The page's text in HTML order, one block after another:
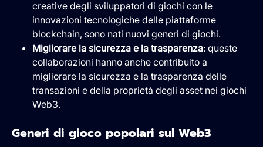
creative degli sviluppatori di giochi con le
innovazioni tecnologiche delle piattaforme
blockchain, sono nati nuovi generi di giochi.
Migliorare la sicurezza e la trasparenza: queste
collaborazioni hanno anche contribuito a
migliorare la sicurezza e la trasparenza delle
transazioni e della proprietà degli asset nei giochi
Web3.
Generi di gioco popolari sul Web3